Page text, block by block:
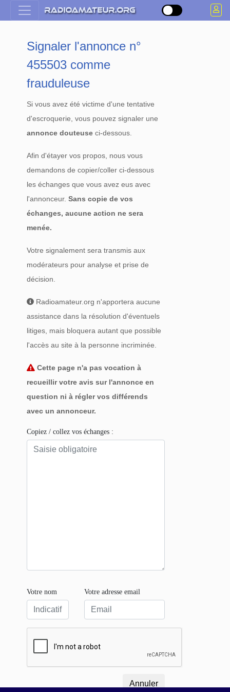
Signaler l'annonce n°
455503 comme
frauduleuse
Si vous avez été victime d'une tentative
d'escroquerie, vous pouvez signaler une
annonce douteuse ci-dessous.
Afin d'étayer vos propos, nous vous
demandons de copier/coller ci-dessous
les échanges que vous avez eus avec
l'annonceur.Sans copie de vos
échanges, aucune action ne sera
menée.
Votre signalement sera transmis aux
modérateurs pour analyse et prise de
décision.
Radioamateur.org n'apportera aucune
assistance dans la résolution d'éventuels
litiges, mais bloquera autant que possible
l'accès au site à la personne incriminée.
Cette page n'a pas vocation à
recueillir votre avis sur l'annonce en
question ni à régler vos différends
avec un annonceur.
Copiez / collez vos échanges :
Votre nom Votre adresse email